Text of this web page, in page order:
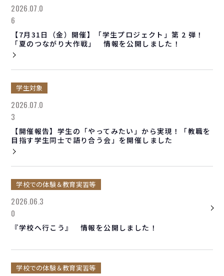
2026.07.0
6
【7月31日（金）開催】「学生プロジェクト」第 2 弾！
「夏のつながり大作戦」 情報を公開しました！
学生対象
2026.07.0
3
【開催報告】学生の「やってみたい」から実現！「教職を
目指す学生同士で語り合う会」を開催しました
学校での体験＆教育実習等
2026.06.3
0
『学校へ行こう』 情報を公開しました！
学校での体験＆教育実習等